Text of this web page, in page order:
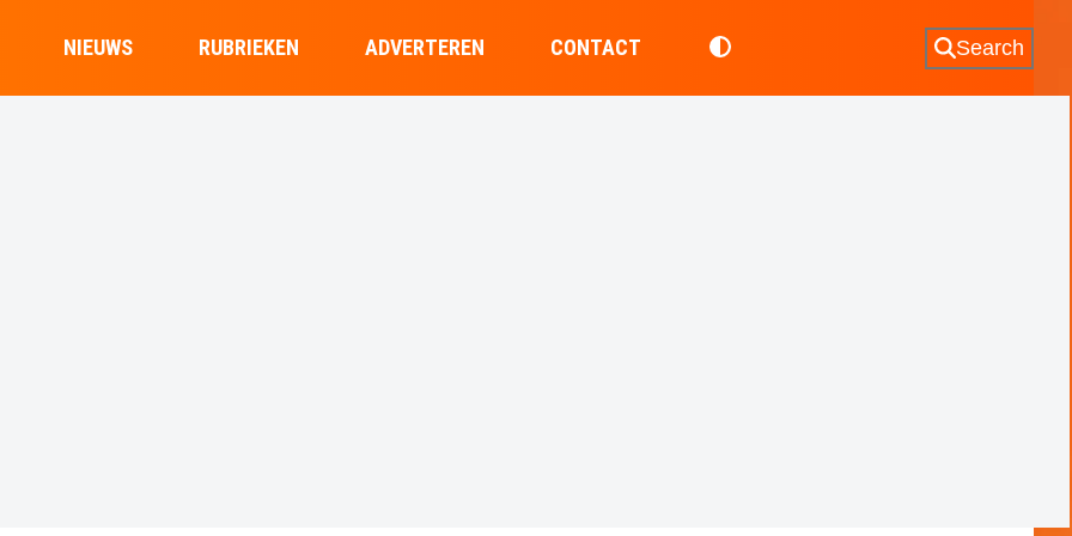
NIEUWS RUBRIEKEN ADVERTEREN CONTACT Search